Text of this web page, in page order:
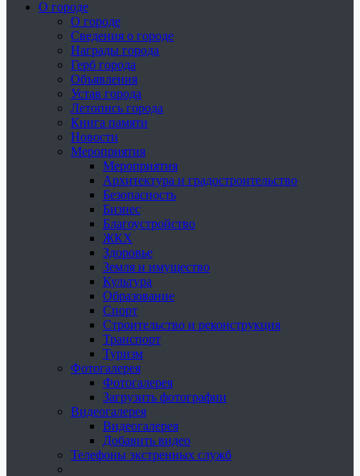
О городе
О городе
Сведения о городе
Награды города
Герб города
Объявления
Устав города
Летопись города
Книга памяти
Новости
Мероприятия
Мероприятия
Архитектура и градостроительство
Безопасность
Бизнес
Благоустройство
ЖКХ
Здоровье
Земля и имущество
Культура
Образование
Спорт
Строительство и реконструкция
Транспорт
Туризм
Фотогалерея
Фотогалерея
Загрузить фотографии
Видеогалерея
Видеогалерея
Добавить видео
Телефоны экстренных служб